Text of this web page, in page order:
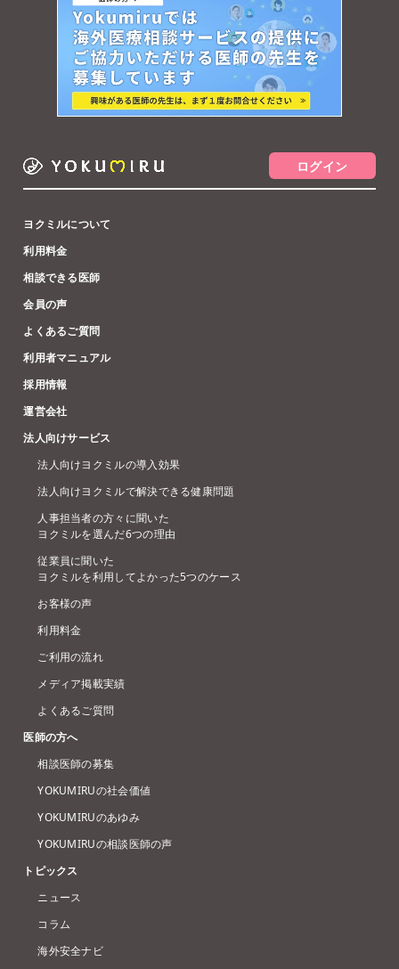
ログイン
ヨクミルについて
利用料金
相談できる医師
会員の声
よくあるご質問
利用者マニュアル
採用情報
運営会社
法人向けサービス
法人向けヨクミルの導入効果
法人向けヨクミルで解決できる健康問題
人事担当者の方々に聞いた
ヨクミルを選んだ6つの理由
従業員に聞いた
ヨクミルを利用してよかった5つのケース
お客様の声
利用料金
ご利用の流れ
メディア掲載実績
よくあるご質問
医師の方へ
相談医師の募集
YOKUMIRUの社会価値
YOKUMIRUのあゆみ
YOKUMIRUの相談医師の声
トピックス
ニュース
コラム
海外安全ナビ